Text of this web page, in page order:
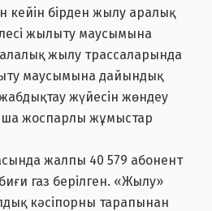
кейін бірден жылу аралық
жылыту маусымына
жылу трассаларында
маусымына дайындық
жүйесін жөндеу
жоспарлы жұмыстар
жалпы 40 579 абонент
газ берілген. «Жылу»
кәсіпорны тарапынан